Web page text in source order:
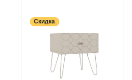
Скидка